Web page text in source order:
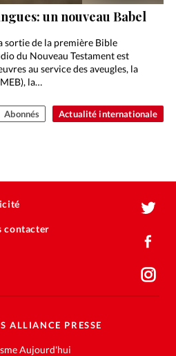
Actualité internationale
un nouveau Babel
sortie de la première Bible
du Nouveau Testament est
au service des aveugles, la
la…
Abonnés
contacter
ALLIANCE PRESSE
Aujourd'hui